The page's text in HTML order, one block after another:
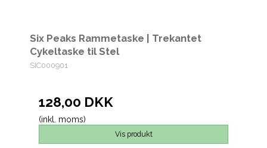
Six Peaks Rammetaske | Trekantet
Cykeltaske til Stel
SIC000901
128,00 DKK
(inkl. moms)
Vis produkt